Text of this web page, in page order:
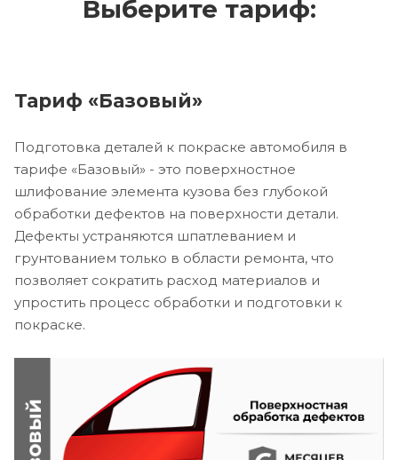
Выберите тариф:
Тариф «Базовый»
Подготовка деталей к покраске автомобиля в
тарифе «Базовый» - это поверхностное
шлифование элемента кузова без глубокой
обработки дефектов на поверхности детали.
Дефекты устраняются шпатлеванием и
грунтованием только в области ремонта, что
позволяет сократить расход материалов и
упростить процесс обработки и подготовки к
покраске.